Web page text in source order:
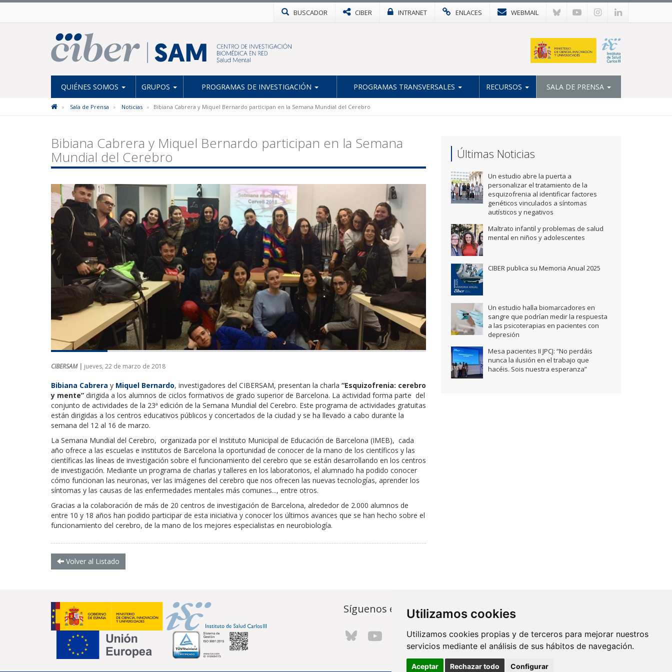
Utilizamos cookies
Utilizamos cookies propias y de terceros para mejorar nuestros
servicios mediante el análisis de sus hábitos de navegación.
Aceptar Rechazar todo Configurar
BUSCADOR CIBER INTRANET ENLACES WEBMAIL
QUIÉNES SOMOS GRUPOS PROGRAMAS DE INVESTIGACIÓN PROGRAMAS TRANSVERSALES RECURSOS SALA DE PRENSA
Sala de Prensa Noticias Bibiana Cabrera y Miquel Bernardo participan en la Semana Mundial del Cerebro
Bibiana Cabrera y Miquel Bernardo participan en la Semana
Mundial del Cerebro
CIBERSAM | jueves, 22 de marzo de 2018
Bibiana Cabrera y Miquel Bernardo, investigadores del CIBERSAM, presentan la charla “Esquizofrenia: cerebro
y mente” dirigida a los alumnos de ciclos formativos de grado superior de Barcelona. La actividad forma parte del
conjunto de actividades de la 23ª edición de la Semana Mundial del Cerebro. Este programa de actividades gratuitas
están dirigidas a los centros educativos públicos y concertados de la ciudad y se ha llevado a cabo durante la
semana del 12 al 16 de marzo.
La Semana Mundial del Cerebro, organizada por el Instituto Municipal de Educación de Barcelona (IMEB), cada
año ofrece a las escuelas e institutos de Barcelona la oportunidad de conocer de la mano de los científicos y las
científicas las líneas de investigación sobre el funcionamiento del cerebro que se están desarrollando en los centros
de investigación. Mediante un programa de charlas y talleres en los laboratorios, el alumnado ha podido conocer
cómo funcionan las neuronas, ver las imágenes del cerebro que nos ofrecen las nuevas tecnologías, aprender los
síntomas y las causas de las enfermedades mentales más comunes..., entre otros.
Gracias a la colaboración de más de 20 centros de investigación de Barcelona, alrededor de 2.000 alumnos de
entre 10 y 18 años han podido participar de esta iniciativa y conocer los últimos avances que se han hecho sobre el
funcionamiento del cerebro, de la mano de los mejores especialistas en neurobiología.
Volver al Listado
Últimas Noticias
Un estudio abre la puerta a
personalizar el tratamiento de la
esquizofrenia al identificar factores
genéticos vinculados a síntomas
autísticos y negativos
Maltrato infantil y problemas de salud
mental en niños y adolescentes
CIBER publica su Memoria Anual 2025
Un estudio halla biomarcadores en
sangre que podrían medir la respuesta
a las psicoterapias en pacientes con
depresión
Mesa pacientes II JPCJ: “No perdáis
nunca la ilusión en el trabajo que
hacéis. Sois nuestra esperanza”
Síguenos en... Contacto
Av. Monforte de Lemos, 3-5. Pabellón
11. Planta 0 28029 Madrid
info@ciberisciii.es